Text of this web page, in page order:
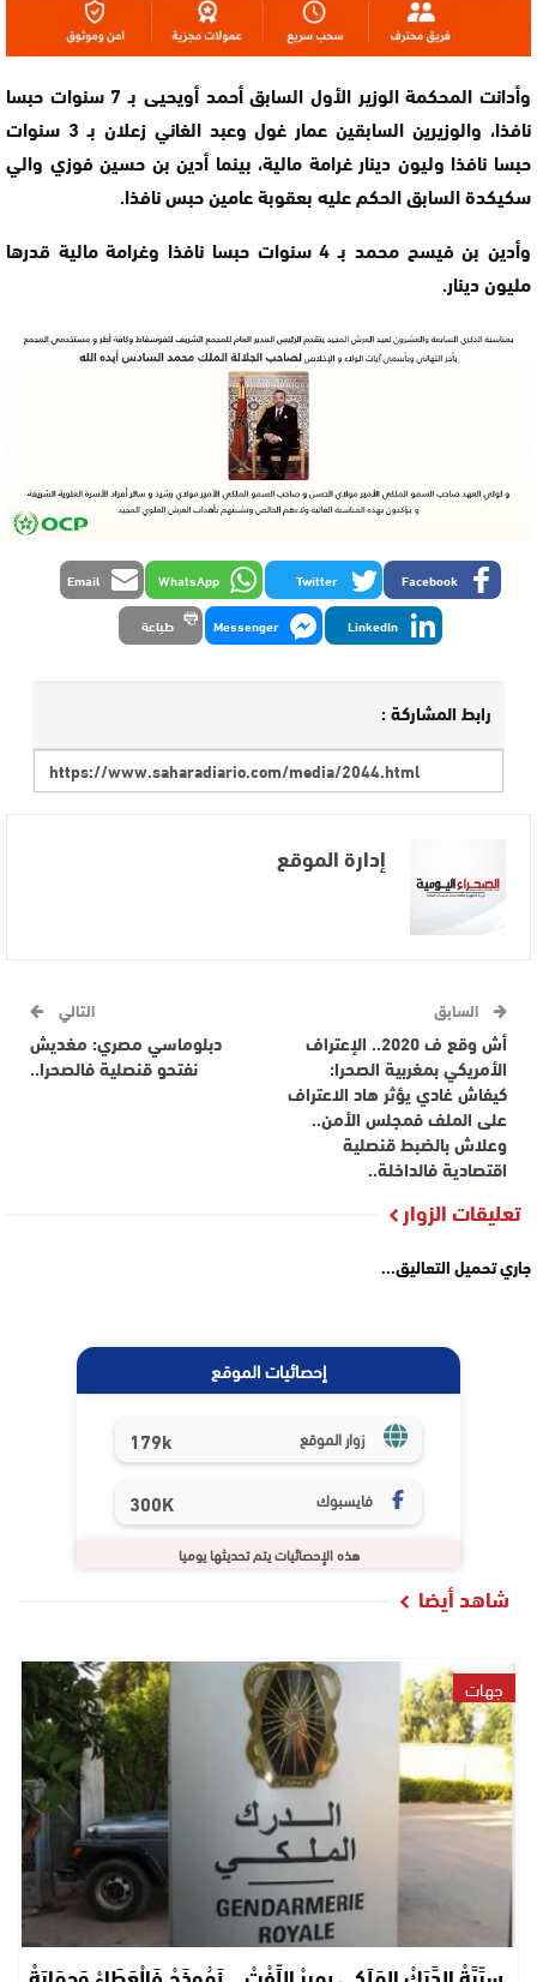
وأدانت المحكمة الوزير الأول السابق أحمد أويحيى بـ 7 سنوات حبسا
نافذا، والوزيرين السابقين عمار غول وعبد الغاني زعلان بـ 3 سنوات
حبسا نافذا وليون دينار غرامة مالية، بينما أدين بن حسين فوزي والي
سكيكدة السابق الحكم عليه بعقوبة عامين حبس نافذا.
وأدين بن فيسح محمد بـ 4 سنوات حبسا نافذا وغرامة مالية قدرها
مليون دينار.
Facebook
Twitter
WhatsApp
Email
LinkedIn
Messenger طباعة
رابط المشاركة :
إدارة الموقع
السابق
أش وقع ف 2020.. الإعتراف
الأمريكي بمغربية الصحرا:
كيفاش غادي يؤثر هاد الاعتراف
على الملف فمجلس الأمن..
وعلاش بالضبط قنصلية
اقتصادية فالداخلة..
التالي
دبلوماسي مصري: مغديش
نفتحو قنصلية فالصحرا..
تعليقات الزوار
جاري تحميل التعاليق...
إحصائيات الموقع
زوار الموقع 179k
فايسبوك 300K
هذه الإحصائيات يتم تحديثها يوميا
شاهد أيضا
جهات